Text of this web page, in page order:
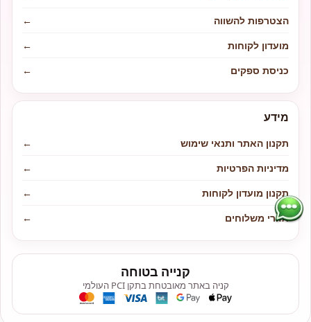
הצטרפות להשווה
←
מועדון לקוחות
←
כניסת ספקים
←
מידע
תקנון האתר ותנאי שימוש
←
מדיניות הפרטיות
←
תקנון מועדון לקוחות
←
אזורי משלוחים
←
קנייה בטוחה
קניה באתר מאובטחת בתקן PCI העולמי